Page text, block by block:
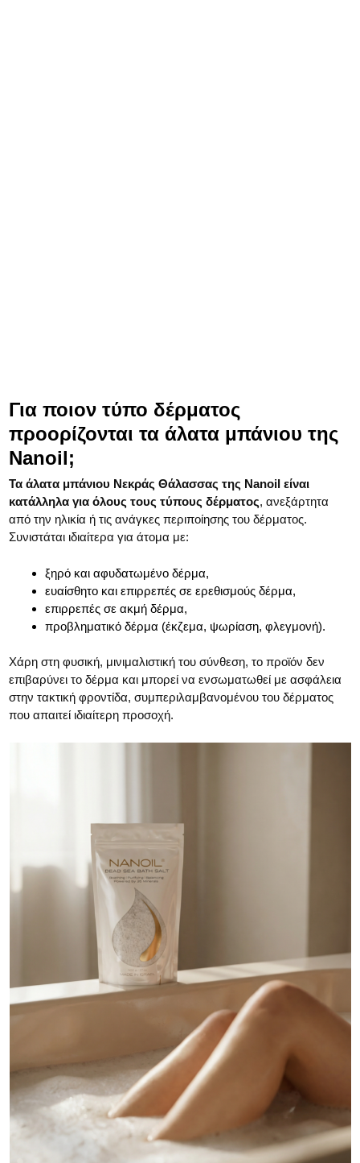
Για ποιον τύπο δέρματος
προορίζονται τα άλατα μπάνιου της
Nanoil;
Τα άλατα μπάνιου Νεκράς Θάλασσας της Nanoil είναι
κατάλληλα για όλους τους τύπους δέρματος, ανεξάρτητα
από την ηλικία ή τις ανάγκες περιποίησης του δέρματος.
Συνιστάται ιδιαίτερα για άτομα με:
ξηρό και αφυδατωμένο δέρμα,
ευαίσθητο και επιρρεπές σε ερεθισμούς δέρμα,
επιρρεπές σε ακμή δέρμα,
προβληματικό δέρμα (έκζεμα, ψωρίαση, φλεγμονή).
Χάρη στη φυσική, μινιμαλιστική του σύνθεση, το προϊόν δεν
επιβαρύνει το δέρμα και μπορεί να ενσωματωθεί με ασφάλεια
στην τακτική φροντίδα, συμπεριλαμβανομένου του δέρματος
που απαιτεί ιδιαίτερη προσοχή.